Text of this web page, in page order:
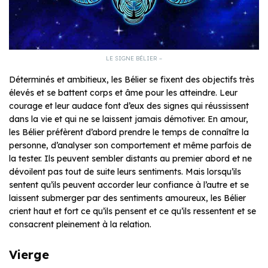
LE SIGNE BÉLIER –
Déterminés et ambitieux, les Bélier se fixent des objectifs très
élevés et se battent corps et âme pour les atteindre. Leur
courage et leur audace font d’eux des signes qui réussissent
dans la vie et qui ne se laissent jamais démotiver. En amour,
les Bélier préfèrent d’abord prendre le temps de connaître la
personne, d’analyser son comportement et même parfois de
la tester. Ils peuvent sembler distants au premier abord et ne
dévoilent pas tout de suite leurs sentiments. Mais lorsqu’ils
sentent qu’ils peuvent accorder leur confiance à l’autre et se
laissent submerger par des sentiments amoureux, les Bélier
crient haut et fort ce qu’ils pensent et ce qu’ils ressentent et se
consacrent pleinement à la relation.
Vierge